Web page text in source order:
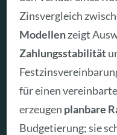
Zinsvergleich
Modellenzeigt
Zahlungsstabilität
für einen
erzeugen planbare
Budgetierung; sie